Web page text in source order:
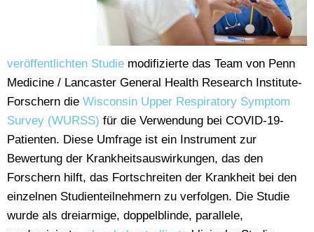
veröffentlichten Studie modifizierte das Team von Penn
Medicine / Lancaster General Health Research Institute-
Forschern die Wisconsin Upper Respiratory Symptom
Survey (WURSS) für die Verwendung bei COVID-19-
Patienten. Diese Umfrage ist ein Instrument zur
Bewertung der Krankheitsauswirkungen, das den
Forschern hilft, das Fortschreiten der Krankheit bei den
einzelnen Studienteilnehmern zu verfolgen. Die Studie
wurde als dreiarmige, doppelblinde, parallele,